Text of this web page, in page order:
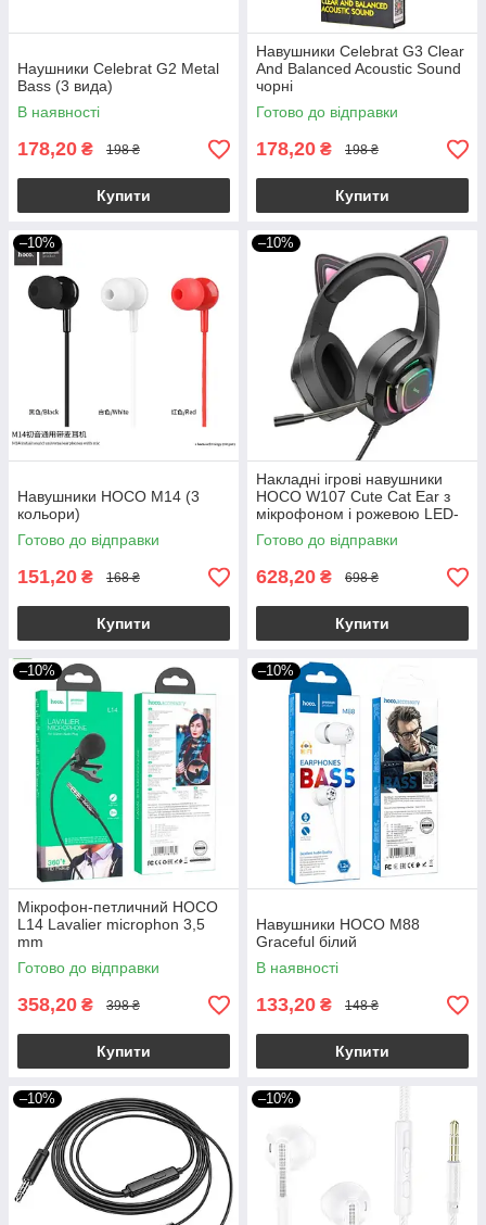
Наушники Celebrat G2 Metal
Bass (3 вида)
В наявності
178,20 ₴ 198 ₴
Купити
Навушники Celebrat G3 Clear
And Balanced Acoustic Sound
чорні
Готово до відправки
178,20 ₴ 198 ₴
Купити
–10%
Навушники HOCO M14 (3
кольори)
Готово до відправки
151,20 ₴ 168 ₴
Купити
–10%
Накладні ігрові навушники
HOCO W107 Cute Cat Ear з
мікрофоном і рожевою LED-
підсвіткою (провідні)
Готово до відправки
628,20 ₴ 698 ₴
Купити
–10%
Мікрофон-петличний HOCO
L14 Lavalier microphon 3,5
mm
Готово до відправки
358,20 ₴ 398 ₴
Купити
–10%
Навушники HOCO M88
Graceful білий
В наявності
133,20 ₴ 148 ₴
Купити
–10% –10%